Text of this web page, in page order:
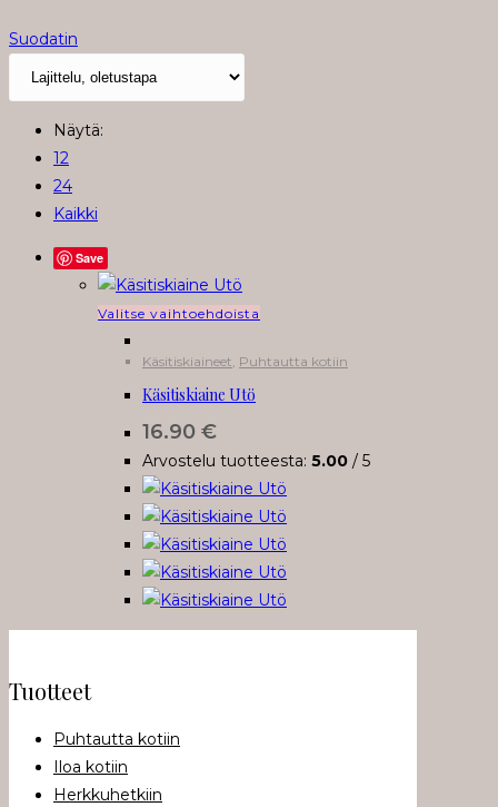
Suodatin
Näytä:
12
24
Kaikki
Save
Valitse vaihtoehdoistaTällä
on
tehdä
valinnat
tuotteen
sivulla.
Käsitiskiaineet Puhtautta kotiin
Käsitiskiaine Utö
16.90 €
Arvostelu tuotteesta: 5.00 / 5
Tuotteet
Puhtautta kotiin
Iloa kotiin
Herkkuhetkiin